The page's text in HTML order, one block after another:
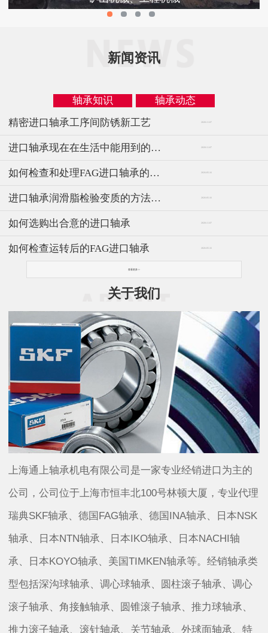
新闻资讯
轴承知识
轴承动态
精密进口轴承工序间防锈新工艺
2020-11-07
进口轴承现在在生活中能用到的概率 2020-11-07
如何检查和处理FAG进口轴承的滚动声 2026-05-16
进口轴承润滑脂检验变质的方法和新应用 2026-05-16
如何选购出合意的进口轴承 2020-11-07
如何检查运转后的FAG进口轴承 2026-05-16
查看更多>>
关于我们
上海通上轴承机电有限公司是一家专业经销进口为主的
公司，公司位于上海市恒丰北100号林顿大厦，专业代理
瑞典SKF轴承、德国FAG轴承、德国INA轴承、日本NSK
轴承、日本NTN轴承、日本IKO轴承、日本NACHI轴
承、日本KOYO轴承、美国TIMKEN轴承等。经销轴承类
型包括深沟球轴承、调心球轴承、圆柱滚子轴承、调心
滚子轴承、角接触轴承、圆锥滚子轴承、推力球轴承、
推力滚子轴承、滚针轴承、关节轴承、外球面轴承、特